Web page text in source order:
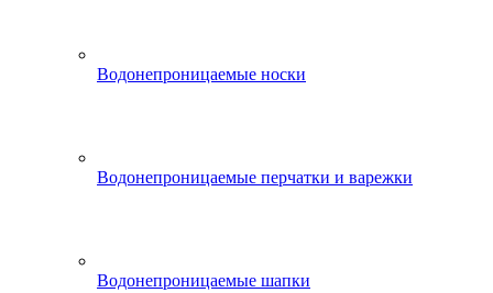
Водонепроницаемые носки
Водонепроницаемые перчатки и варежки
Водонепроницаемые шапки